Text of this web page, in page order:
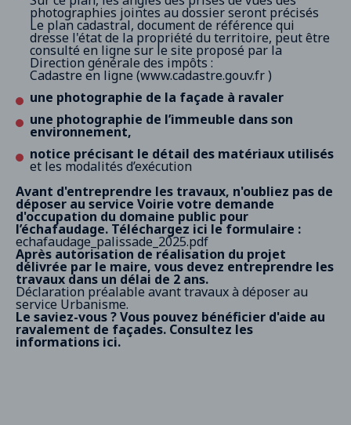
photographies jointes au dossier seront précisés
Le plan cadastral, document de référence qui
dresse l'état de la propriété du territoire, peut être
consulté en ligne sur le site proposé par la
Direction générale des impôts :
Cadastre en ligne (www.cadastre.gouv.fr)
une photographie de la façade à ravaler
une photographie de l’immeuble dans son
environnement,
notice précisant le détail des matériaux utilisés
et les modalités d’exécution
Avant d'entreprendre les travaux, n'oubliez pas de
déposer au service Voirie votre demande
d'occupation du domaine public pour
l’échafaudage. Téléchargez ici le formulaire :
echafaudage_palissade_2025.pdf
Après autorisation de réalisation du projet
délivrée par le maire, vous devez entreprendre les
travaux dans un délai de 2 ans.
Déclaration préalable avant travaux à déposer au
service Urbanisme.
Le saviez-vous ? Vous pouvez bénéficier d'aide au
ravalement de façades. Consultez les
informations ici.